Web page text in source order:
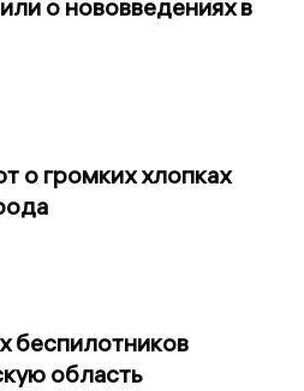
о нововведениях в
о громких хлопках
беспилотников
область